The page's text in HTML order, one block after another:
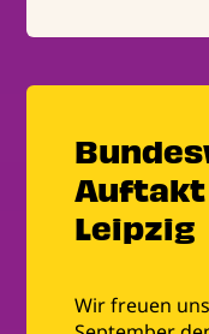
Auftakt
Leipzig
Wir freuen